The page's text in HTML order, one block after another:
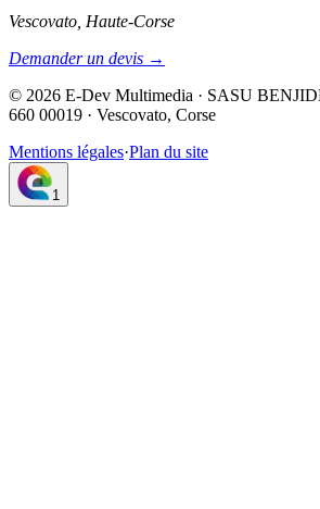
Vescovato, Haute-Corse
Demander un devis →
© 2026 E-Dev Multimedia · SASU
660 00019 · Vescovato, Corse
Mentions légales·Plan du site
1